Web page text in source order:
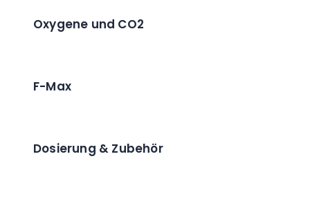
Oxygene und CO2
F-Max
Dosierung & Zubehör